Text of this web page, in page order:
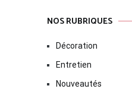
NOS RUBRIQUES
Décoration
Entretien
Nouveautés